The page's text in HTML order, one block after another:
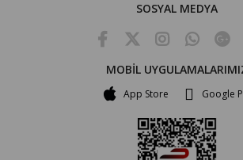
SOSYAL MEDYA
MOBİL
App Store Google